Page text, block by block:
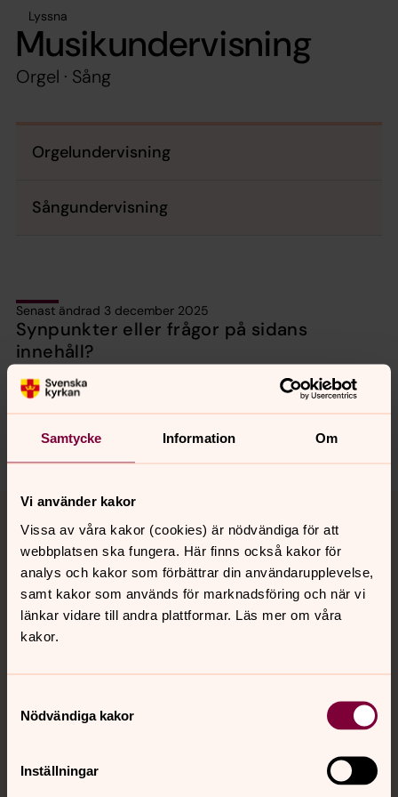
Samtycke Information Om
Vi använder kakor
Vissa av våra kakor (cookies) är nödvändiga för att
webbplatsen ska fungera. Här finns också kakor för
analys och kakor som förbättrar din användarupplevelse,
samt kakor som används för marknadsföring och när vi
länkar vidare till andra plattformar. Läs mer om våra
kakor.
Nödvändiga kakor
Inställningar
Lyssna
Musikundervisning
Orgel · Sång
Orgelundervisning
Sångundervisning
Senast ändrad 3 december 2025
Synpunkter eller frågor på sidans
innehåll?
mariestads.forsamling@svenskakyrkan.se
Dela
Tillbaka till toppen
Tillbaka till innehållet
Kontakt
Hitta snabbt